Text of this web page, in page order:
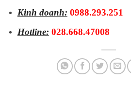
Kinh doanh: 0988.293.251
Hotline: 028.668.47008